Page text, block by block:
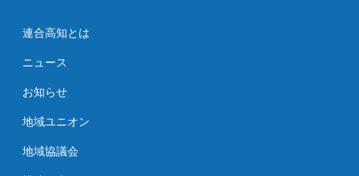
連合高知とは
ニュース
お知らせ
地域ユニオン
地域協議会